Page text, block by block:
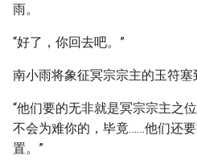
雨。
“好了，你回去吧。”
南小雨将象征冥宗宗主的玉符塞
“他们要的无非就是冥宗宗主之
不会为难你的，毕竟……他们还
置。”